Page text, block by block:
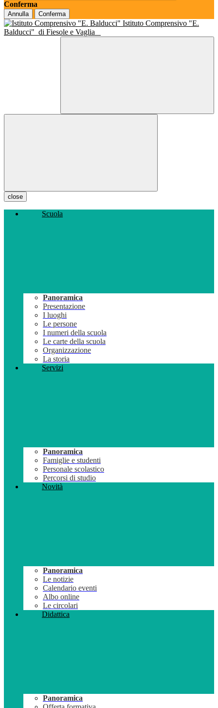
Conferma
Annulla Conferma
Istituto Comprensivo "E.
Balducci" di Fiesole e Vaglia
close
Scuola
Panoramica
Presentazione
I luoghi
Le persone
I numeri della scuola
Le carte della scuola
Organizzazione
La storia
Servizi
Panoramica
Famiglie e studenti
Personale scolastico
Percorsi di studio
Novità
Panoramica
Le notizie
Calendario eventi
Albo online
Le circolari
Didattica
Panoramica